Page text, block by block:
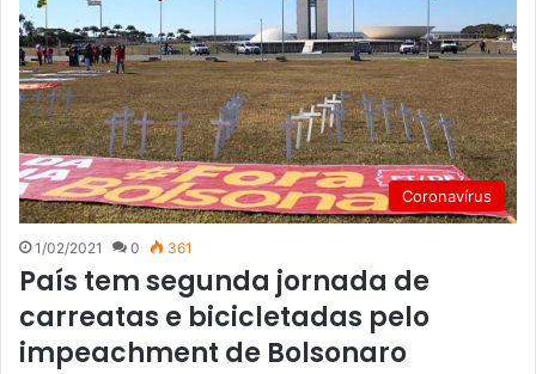
Coronavírus
1/02/2021 0 361
País tem segunda jornada de
carreatas e bicicletadas pelo
impeachment de Bolsonaro